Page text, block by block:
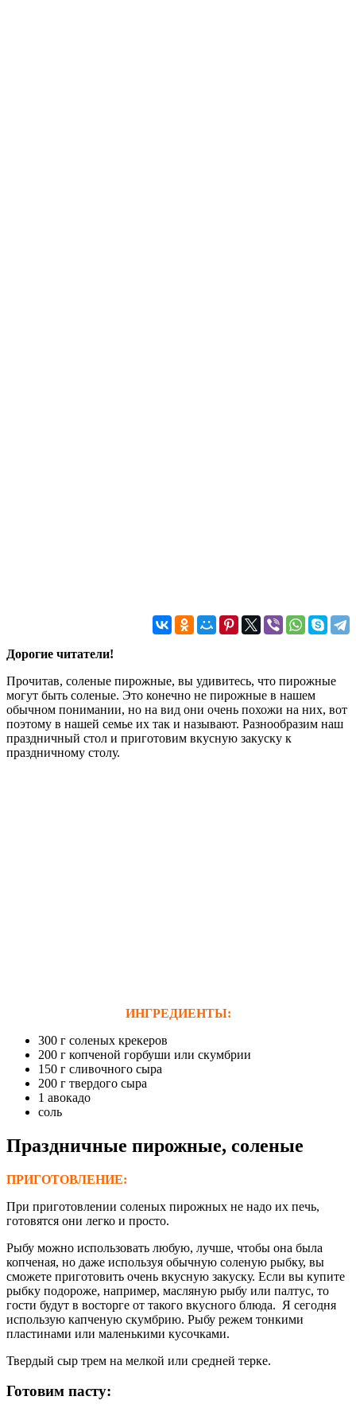
Дорогие читатели!
Прочитав, соленые пирожные, вы удивитесь, что пирожные
могут быть соленые. Это конечно не пирожные в нашем
обычном понимании, но на вид они очень похожи на них, вот
поэтому в нашей семье их так и называют. Разнообразим наш
праздничный стол и приготовим вкусную закуску к
праздничному столу.
ИНГРЕДИЕНТЫ:
300 г соленых крекеров
200 г копченой горбуши или скумбрии
150 г сливочного сыра
200 г твердого сыра
1 авокадо
соль
Праздничные пирожные, соленые
ПРИГОТОВЛЕНИЕ:
При приготовлении соленых пирожных не надо их печь,
готовятся они легко и просто.
Рыбу можно использовать любую, лучше, чтобы она была
копченая, но даже используя обычную соленую рыбку, вы
сможете приготовить очень вкусную закуску. Если вы купите
рыбку подороже, например, масляную рыбу или палтус, то
гости будут в восторге от такого вкусного блюда. Я сегодня
использую капченую скумбрию. Рыбу режем тонкими
пластинами или маленькими кусочками.
Твердый сыр трем на мелкой или средней терке.
Готовим пасту: